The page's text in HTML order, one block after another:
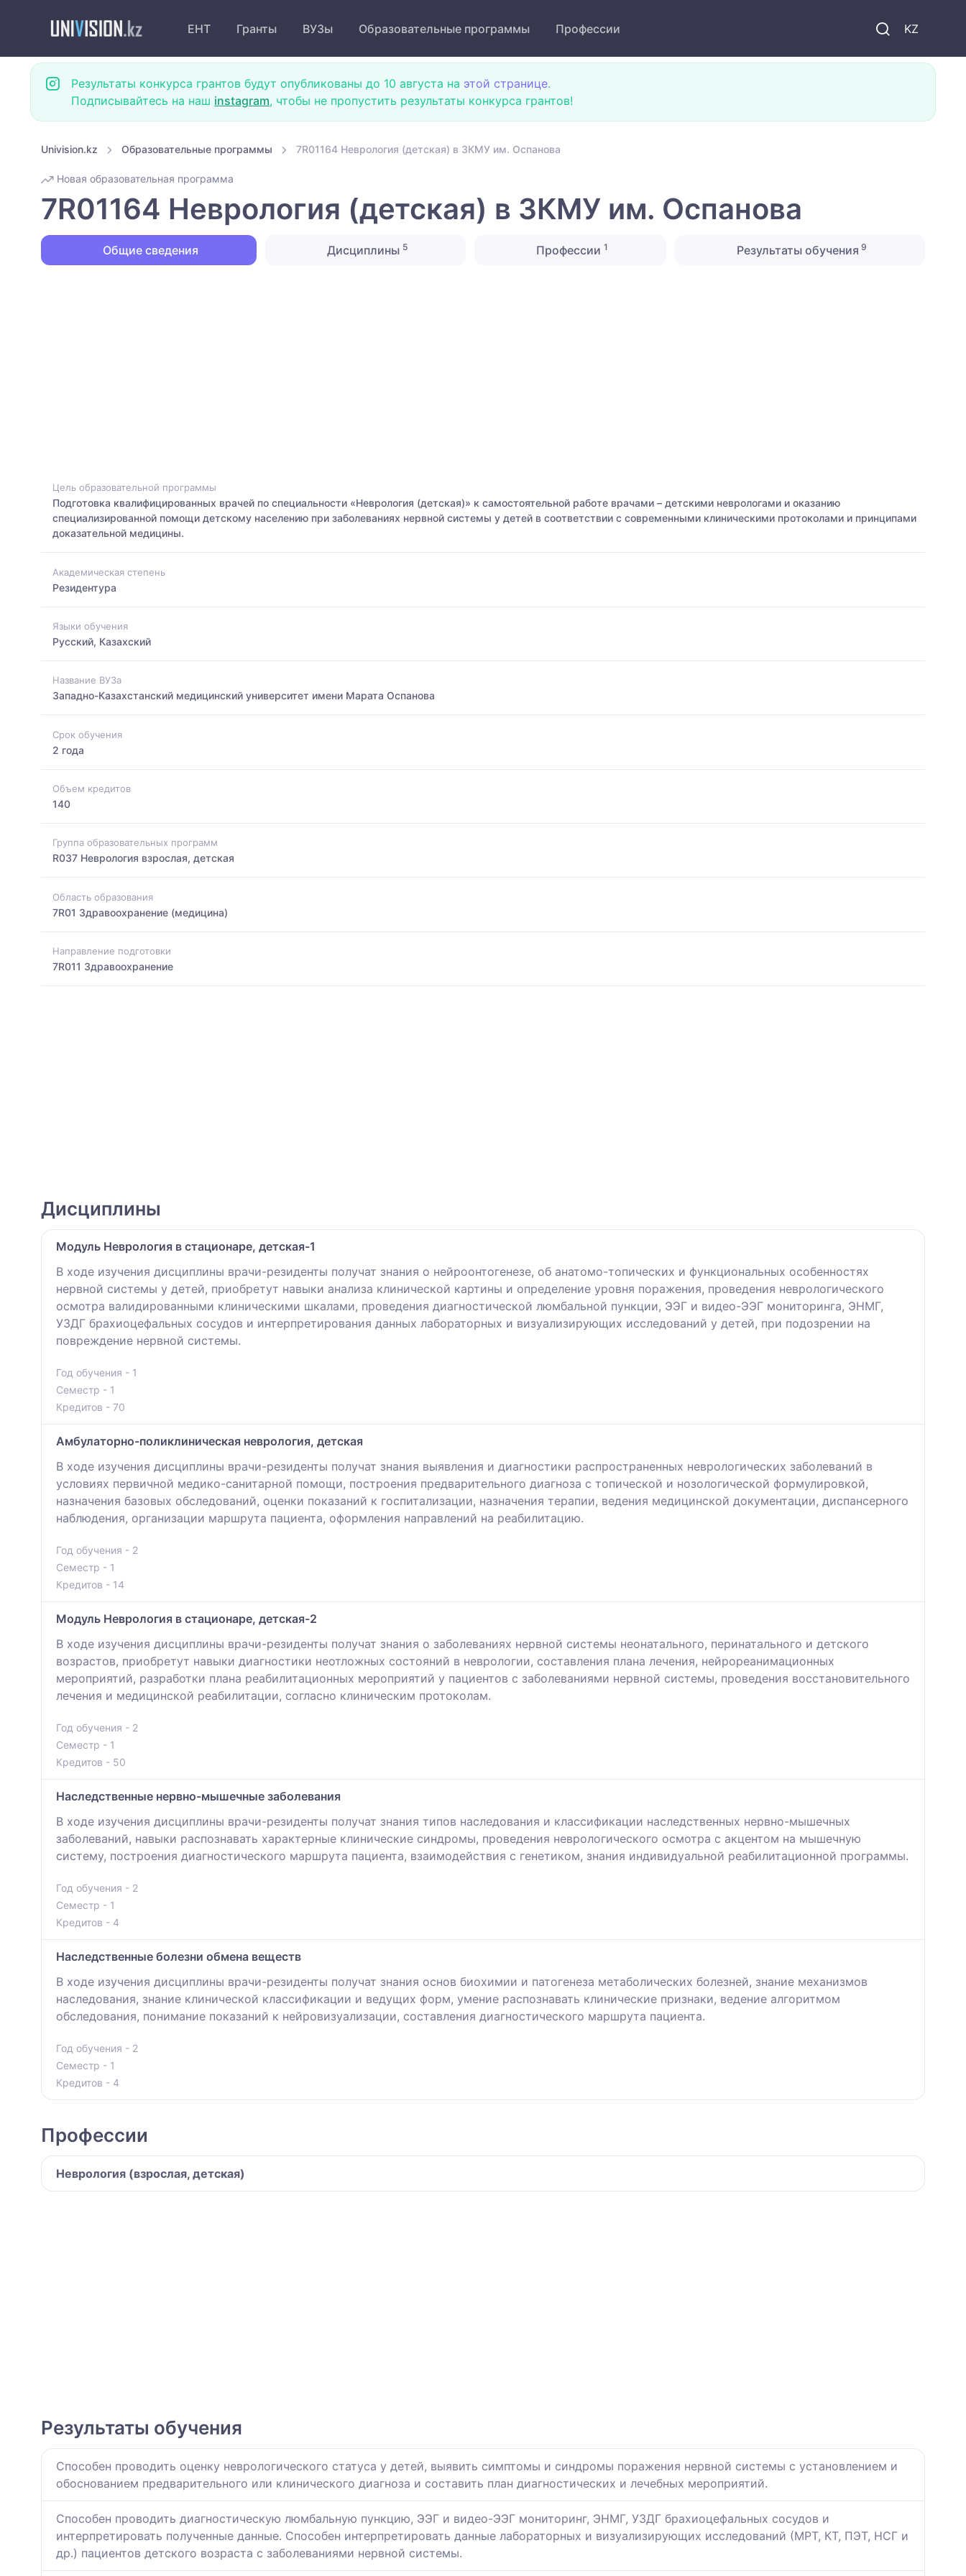
KZ
ЕНТ Гранты ВУЗы Образовательные программы Профессии
Результаты конкурса грантов будут опубликованы до 10 августа на этой странице.
Подписывайтесь на наш instagram, чтобы не пропустить результаты конкурса грантов!
Univision.kz Образовательные программы 7R01164 Неврология (детская) в ЗКМУ им. Оспанова
Новая образовательная программа
7R01164 Неврология (детская) в ЗКМУ им. Оспанова
Общие сведения Дисциплины 5 Профессии 1 Результаты обучения 9
Цель образовательной программы
Подготовка квалифицированных врачей по специальности «Неврология (детская)» к самостоятельной работе врачами – детскими неврологами и оказанию
специализированной помощи детскому населению при заболеваниях нервной системы у детей в соответствии с современными клиническими протоколами и принципами
доказательной медицины.
Академическая степень
Резидентура
Языки обучения
Русский, Казахский
Название ВУЗа
Западно-Казахстанский медицинский университет имени Марата Оспанова
Срок обучения
2 года
Объем кредитов
140
Группа образовательных программ
R037 Неврология взрослая, детская
Область образования
7R01 Здравоохранение (медицина)
Направление подготовки
7R011 Здравоохранение
Дисциплины
Модуль Неврология в стационаре, детская-1
В ходе изучения дисциплины врачи-резиденты получат знания о нейроонтогенезе, об анатомо-топических и функциональных особенностях
нервной системы у детей, приобретут навыки анализа клинической картины и определение уровня поражения, проведения неврологического
осмотра валидированными клиническими шкалами, проведения диагностической люмбальной пункции, ЭЭГ и видео-ЭЭГ мониторинга, ЭНМГ,
УЗДГ брахиоцефальных сосудов и интерпретирования данных лабораторных и визуализирующих исследований у детей, при подозрении на
повреждение нервной системы.
Год обучения - 1
Семестр - 1
Кредитов - 70
Амбулаторно-поликлиническая неврология, детская
В ходе изучения дисциплины врачи-резиденты получат знания выявления и диагностики распространенных неврологических заболеваний в
условиях первичной медико-санитарной помощи, построения предварительного диагноза с топической и нозологической формулировкой,
назначения базовых обследований, оценки показаний к госпитализации, назначения терапии, ведения медицинской документации, диспансерного
наблюдения, организации маршрута пациента, оформления направлений на реабилитацию.
Год обучения - 2
Семестр - 1
Кредитов - 14
Модуль Неврология в стационаре, детская-2
В ходе изучения дисциплины врачи-резиденты получат знания о заболеваниях нервной системы неонатального, перинатального и детского
возрастов, приобретут навыки диагностики неотложных состояний в неврологии, составления плана лечения, нейрореанимационных
мероприятий, разработки плана реабилитационных мероприятий у пациентов с заболеваниями нервной системы, проведения восстановительного
лечения и медицинской реабилитации, согласно клиническим протоколам.
Год обучения - 2
Семестр - 1
Кредитов - 50
Наследственные нервно-мышечные заболевания
В ходе изучения дисциплины врачи-резиденты получат знания типов наследования и классификации наследственных нервно-мышечных
заболеваний, навыки распознавать характерные клинические синдромы, проведения неврологического осмотра с акцентом на мышечную
систему, построения диагностического маршрута пациента, взаимодействия с генетиком, знания индивидуальной реабилитационной программы.
Год обучения - 2
Семестр - 1
Кредитов - 4
Наследственные болезни обмена веществ
В ходе изучения дисциплины врачи-резиденты получат знания основ биохимии и патогенеза метаболических болезней, знание механизмов
наследования, знание клинической классификации и ведущих форм, умение распознавать клинические признаки, ведение алгоритмом
обследования, понимание показаний к нейровизуализации, составления диагностического маршрута пациента.
Год обучения - 2
Семестр - 1
Кредитов - 4
Профессии
Неврология (взрослая, детская)
Результаты обучения
Способен проводить оценку неврологического статуса у детей, выявить симптомы и синдромы поражения нервной системы с установлением и
обоснованием предварительного или клинического диагноза и составить план диагностических и лечебных мероприятий.
Способен проводить диагностическую люмбальную пункцию, ЭЭГ и видео-ЭЭГ мониторинг, ЭНМГ, УЗДГ брахиоцефальных сосудов и
интерпретировать полученные данные. Способен интерпретировать данные лабораторных и визуализирующих исследований (МРТ, КТ, ПЭТ, НСГ и
др.) пациентов детского возраста с заболеваниями нервной системы.